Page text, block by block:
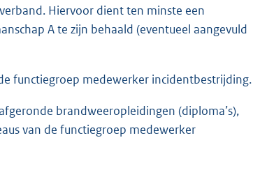
Hiervoor dient ten minste een
A te zijn behaald (eventueel aangevuld
functiegroep medewerker incidentbestrijding.
brandweeropleidingen (diploma’s),
van de functiegroep medewerker